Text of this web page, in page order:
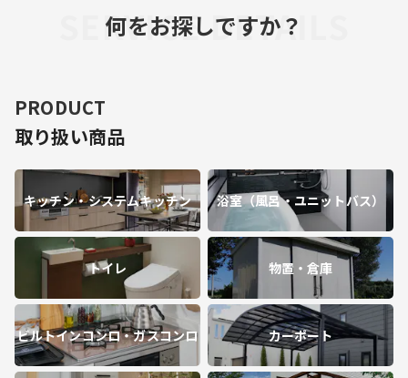
SERVICE DETAILS
何をお探しですか？
PRODUCT
取り扱い商品
キッチン・システムキッチン 浴室（風呂・ユニットバス）
トイレ 物置・倉庫
ビルトインコンロ・ガスコンロ カーポート